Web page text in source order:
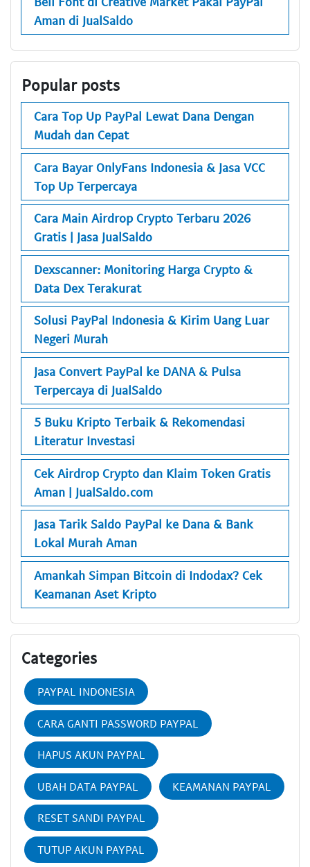
Aman di JualSaldo
Popular posts
Cara Top Up PayPal Lewat Dana Dengan
Mudah dan Cepat
Cara Bayar OnlyFans Indonesia & Jasa VCC
Top Up Terpercaya
Cara Main Airdrop Crypto Terbaru 2026
Gratis | Jasa JualSaldo
Dexscanner: Monitoring Harga Crypto &
Data Dex Terakurat
Solusi PayPal Indonesia & Kirim Uang Luar
Negeri Murah
Jasa Convert PayPal ke DANA & Pulsa
Terpercaya di JualSaldo
5 Buku Kripto Terbaik & Rekomendasi
Literatur Investasi
Cek Airdrop Crypto dan Klaim Token Gratis
Aman | JualSaldo.com
Jasa Tarik Saldo PayPal ke Dana & Bank
Lokal Murah Aman
Amankah Simpan Bitcoin di Indodax? Cek
Keamanan Aset Kripto
Categories
PAYPAL INDONESIA
CARA GANTI PASSWORD PAYPAL
HAPUS AKUN PAYPAL
UBAH DATA PAYPAL KEAMANAN PAYPAL
RESET SANDI PAYPAL
TUTUP AKUN PAYPAL